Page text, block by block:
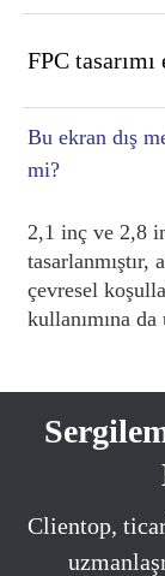
FPC
Bu ekran dış
mi?
2,1 inç ve 2,8
çevresel
kullanımına
Clientop,